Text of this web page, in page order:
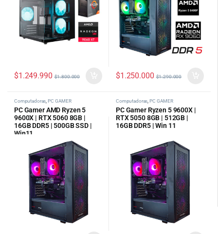
$1.249.990 $1.800.000 $1.250.000 $1.290.000
Computadoras,PC GAMER
PC Gamer AMD Ryzen 5
9600X | RTX 5060 8GB |
16GB DDR5 | 500GB SSD |
Win11
Computadoras,PC GAMER
PC Gamer Ryzen 5 9600X |
RTX 5050 8GB | 512GB |
16GB DDR5 | Win 11